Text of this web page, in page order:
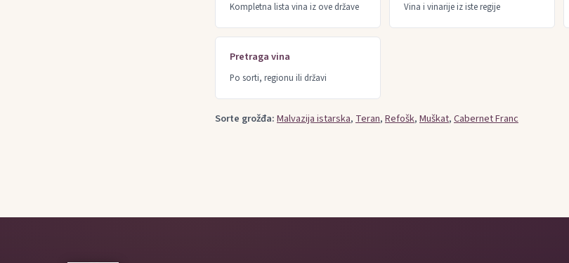
Kompletna lista vina iz ove države Vina i vinarije iz iste regije
Pretraga vina
Po sorti, regionu ili državi
Sorte grožđa:Malvazija istarska, Teran,Refošk,Muškat,Cabernet Franc